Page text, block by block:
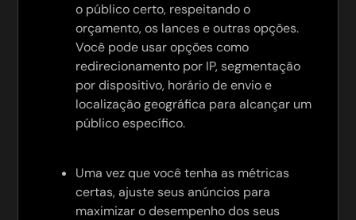
o público certo, respeitando o
orçamento, os lances e outras opções.
Você pode usar opções como
redirecionamento por IP, segmentação
por dispositivo, horário de envio e
localização geográfica para alcançar um
público específico.
Uma vez que você tenha as métricas
certas, ajuste seus anúncios para
maximizar o desempenho dos seus